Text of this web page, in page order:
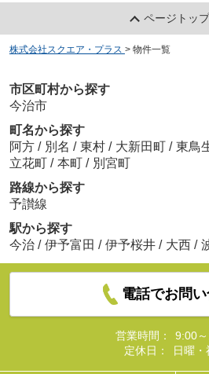
ページトッ
株式会社スクエア・プラス > 物件一覧
市区町村から探す
今治市
町名から探す
阿方 / 別名 / 東村 / 大新田町 / 東鳥
立花町 / 本町 / 別宮町
路線から探す
予讃線
駅から探す
今治 / 伊予富田 / 伊予桜井 / 大西 /
電話でお問
営業時間：
9:00
定休日：
日曜・